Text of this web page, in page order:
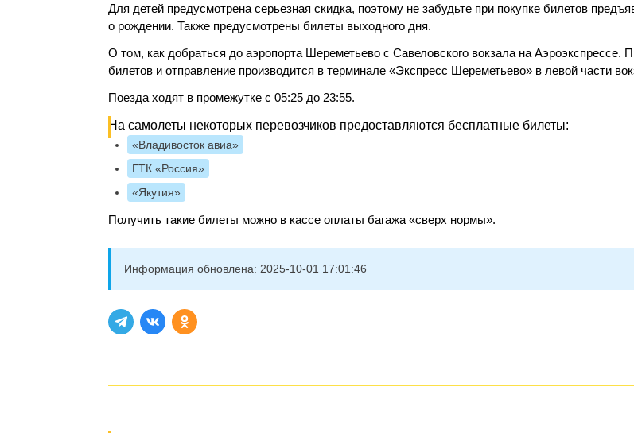
Для детей предусмотрена серьезная скидка, поэтому не забудьте при покупке билетов
о рождении. Также предусмотрены билеты выходного дня.
О том, как добраться до аэропорта Шереметьево с Савеловского вокзала на Аэроэкспрессе.
билетов и отправление производится в терминале «Экспресс Шереметьево» в левой части
Поезда ходят в промежутке с 05:25 до 23:55.
На самолеты некоторых перевозчиков предоставляются бесплатные билеты:
«Владивосток авиа»
ГТК «Россия»
«Якутия»
Получить такие билеты можно в кассе оплаты багажа «сверх нормы».
Информация обновлена: 2025-10-01 17:01:46